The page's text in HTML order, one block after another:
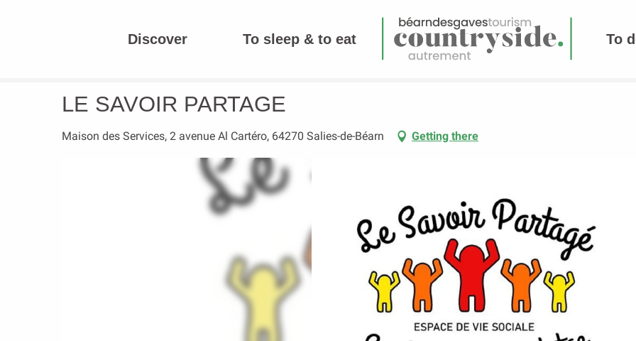
Discover To sleep & to eat To
LE SAVOIR PARTAGE
Maison des Services, 2 avenue Al Cartéro, 64270 Salies-de-Béarn Getting there